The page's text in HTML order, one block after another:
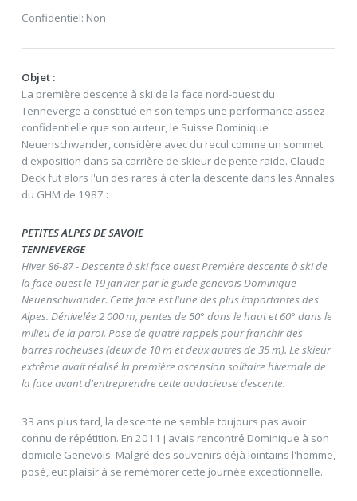
Confidentiel: Non
Objet :
La première descente à ski de la face nord-ouest du
Tenneverge a constitué en son temps une performance assez
confidentielle que son auteur, le Suisse Dominique
Neuenschwander, considère avec du recul comme un sommet
d'exposition dans sa carrière de skieur de pente raide. Claude
Deck fut alors l'un des rares à citer la descente dans les Annales
du GHM de 1987 :
PETITES ALPES DE SAVOIE
TENNEVERGE
Hiver 86-87 - Descente à ski face ouest Première descente à ski de
la face ouest le 19 janvier par le guide genevois Dominique
Neuenschwander. Cette face est l'une des plus importantes des
Alpes. Dénivelée 2 000 m, pentes de 50° dans le haut et 60° dans le
milieu de la paroi. Pose de quatre rappels pour franchir des
barres rocheuses (deux de 10 m et deux autres de 35 m). Le skieur
extrême avait réalisé la première ascension solitaire hivernale de
la face avant d'entreprendre cette audacieuse descente.
33 ans plus tard, la descente ne semble toujours pas avoir
connu de répétition. En 2011 j'avais rencontré Dominique à son
domicile Genevois. Malgré des souvenirs déjà lointains l'homme,
posé, eut plaisir à se remémorer cette journée exceptionnelle.